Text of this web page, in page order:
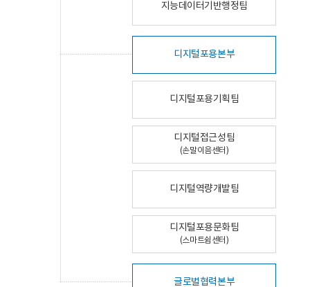
지능데이터기반행정팀
디지털포용본부
디지털포용기획팀
디지털접근성팀
(손말이음센터)
디지털역량개발팀
디지털포용문화팀
(스마트쉼센터)
글로벌협력본부